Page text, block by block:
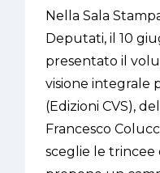
Nella Sala
Deputati, il 10
presentato il
visione integrale
(Edizioni CVS),
Francesco
sceglie le